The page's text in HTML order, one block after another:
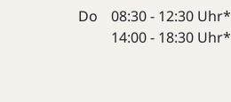
Do
08:30 - 12:30 Uhr*
14:00 - 18:30 Uhr*